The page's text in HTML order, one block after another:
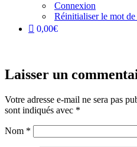
Connexion
Réinitialiser le mot de
0,00€
Laisser un
Votre adresse e-mail ne sera pas
sont indiqués avec *
Nom *